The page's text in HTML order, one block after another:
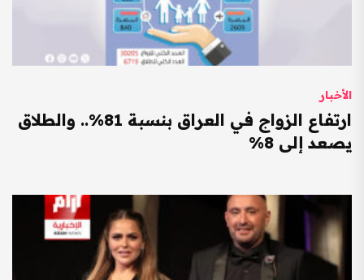
الأخبار
ارتفاع الزواج في العراق بنسبة 81%.. والطلاق
يصعد إلى 8%